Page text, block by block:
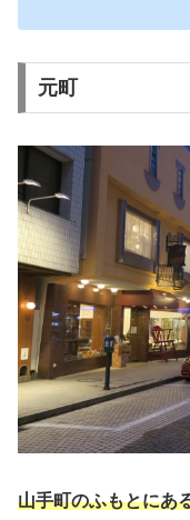
元町
山手町のふもとにあ